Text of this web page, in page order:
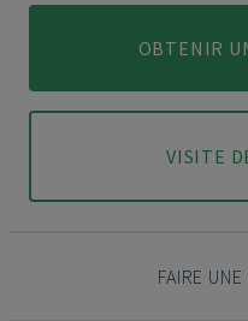
OBTENIR
VISITE
FAIRE